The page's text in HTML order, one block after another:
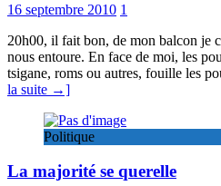
16 septembre 2010 1
20h00, il fait bon, de mon balcon je
nous entoure. En face de moi, les
tsigane, roms ou autres, fouille les
la suite →]
Politique
La majorité se querelle